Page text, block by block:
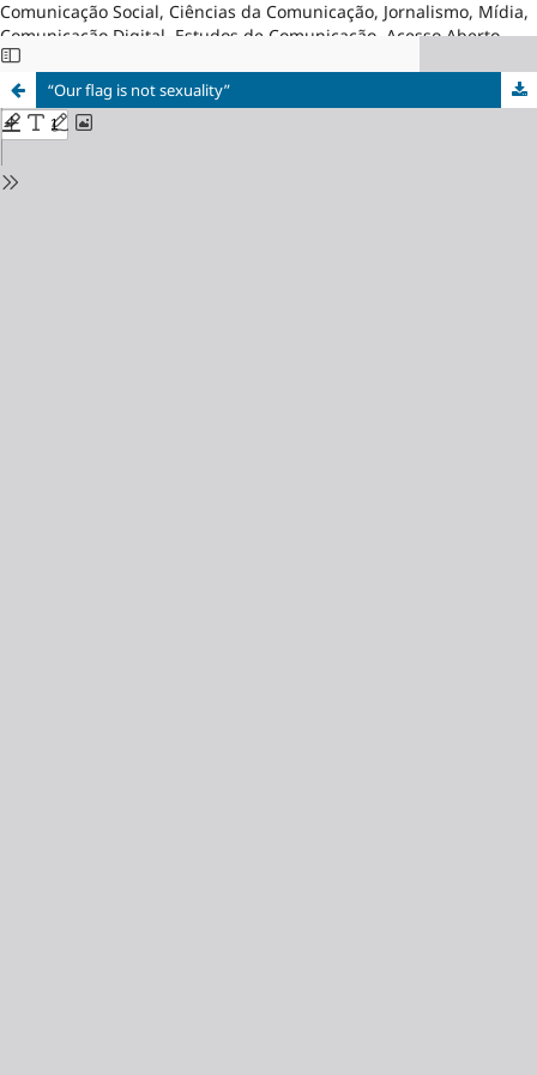
Comunicação Social, Ciências da Comunicação, Jornalismo, Mídia,
Comunicação Digital, Estudos de Comunicação, Acesso Aberto,
Brasil
“Our flag is not sexuality”